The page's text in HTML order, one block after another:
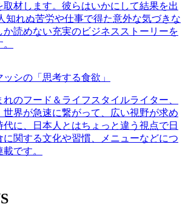
取材します。彼らはいかにして結果を出
知れぬ苦労や仕事で得た意外な気づきな
か読めない充実のビジネスストーリーを
シの「思考する食欲」
のフード＆ライフスタイルライター、
世界が急速に繋がって、広い視野が求め
代に、日本人とはちょっと違う視点で日
に関する文化や習慣、メニューなどにつ
です。